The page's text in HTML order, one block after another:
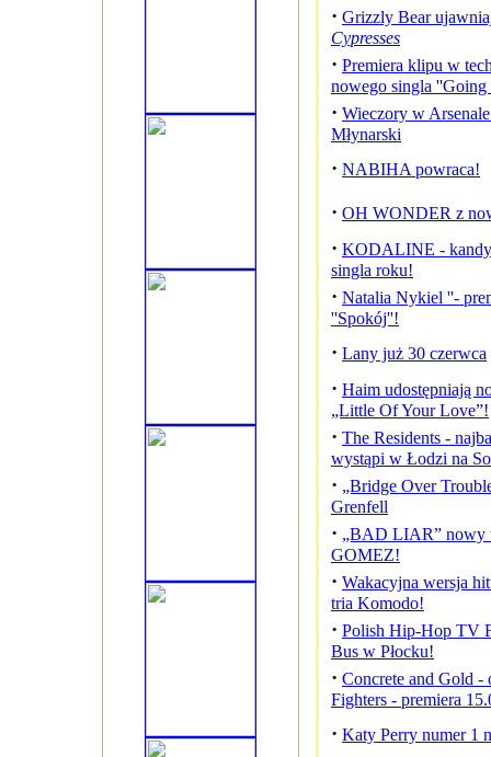
· Grizzly Bear
Cypresses
· Premiera klipu w
nowego singla
· Wieczory w
Młynarski
· NABIHA powraca!
· OH WONDER z
· KODALINE -
singla roku!
· Natalia Nykiel ''-
''Spokój''!
· Lany już 30 czerwca
· Haim udostępniają
„Little Of Your Love”!
· The Residents -
wystąpi w Łodzi na
· „Bridge Over
Grenfell
· „BAD LIAR” nowy
GOMEZ!
· Wakacyjna wersja
tria Komodo!
· Polish Hip-Hop TV
Bus w Płocku!
· Concrete and Gold -
Fighters - premiera
· Katy Perry numer 1